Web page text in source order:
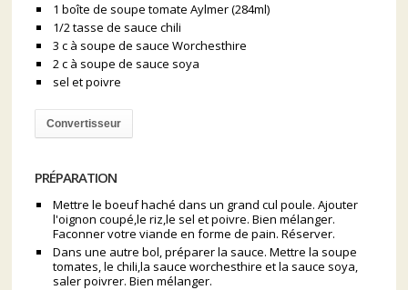
1 boîte de soupe tomate Aylmer (284ml)
1/2 tasse de sauce chili
3 c à soupe de sauce Worchesthire
2 c à soupe de sauce soya
sel et poivre
Convertisseur
PRÉPARATION
Mettre le boeuf haché dans un grand cul poule. Ajouter
l'oignon coupé,le riz,le sel et poivre. Bien mélanger.
Faconner votre viande en forme de pain. Réserver.
Dans une autre bol, préparer la sauce. Mettre la soupe
tomates, le chili,la sauce worchesthire et la sauce soya,
saler poivrer. Bien mélanger.